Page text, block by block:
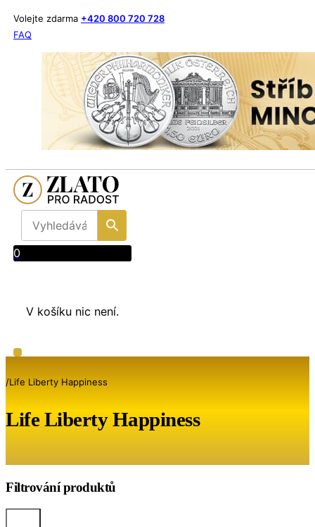
Volejte zdarma +420 800 720 728
FAQ
0
V košíku nic není.
/Life Liberty Happiness
Life Liberty Happiness
Filtrování produktů